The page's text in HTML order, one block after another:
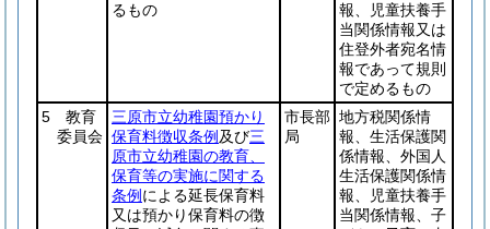
るもの
報、児童扶養手
当関係情報又は
住登外者宛名情
報であって規則
で定めるもの
5 教育
委員会
三原市立幼稚園預かり
保育料徴収条例 及び三
原市立幼稚園の教育、
保育等の実施に関する
条例 による延長保育料
又は預かり保育料の徴
市長部
局
地方税関係情
報、生活保護関
係情報、外国人
生活保護関係情
報、児童扶養手
当関係情報、子